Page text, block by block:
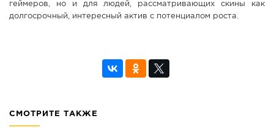
геймеров, но и для людей, рассматривающих скины как
долгосрочный, интересный актив с потенциалом роста.
СМОТРИТЕ ТАКЖЕ